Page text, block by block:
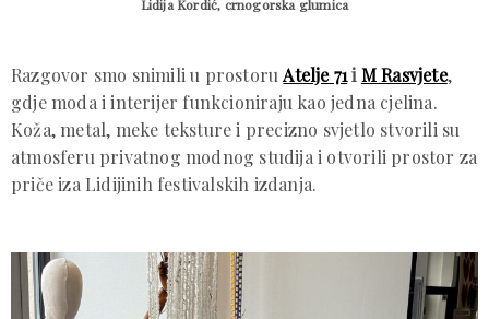
Lidija Kordić, crnogorska glumica
Razgovor smo snimili u prostoruAtelje 71i M Rasvjete,
gdje moda i interijer funkcioniraju kao jedna cjelina.
Koža, metal, meke teksture i precizno svjetlo stvorili su
atmosferu privatnog modnog studija i otvorili prostor za
priče iza Lidijinih festivalskih izdanja.